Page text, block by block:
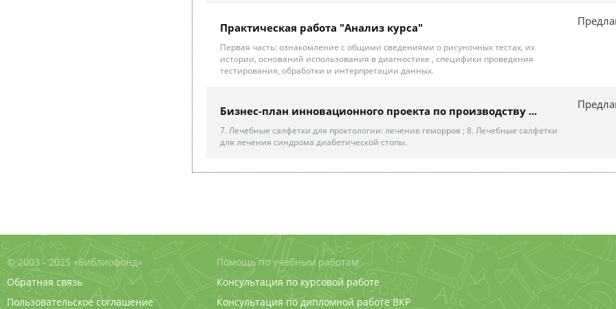
Практическая работа "Анализ курса"
Первая часть: ознакомление с общими сведениями о рисуночных тестах, их
истории, оснований использования в диагностике , специфики проведения
тестирования, обработки и интерпретации данных.
Бизнес-план инновационного проекта по производству ...
7. Лечебные салфетки для проктологии: лечение геморроя ; 8. Лечебные салфетки
для лечения синдрома диабетической стопы.
© 2003 - 2025 «Библиофонд»
Обратная связь
Пользовательское соглашение
Помощь по учебным работам
Консультация по курсовой работе
Консультация по дипломной работе ВКР